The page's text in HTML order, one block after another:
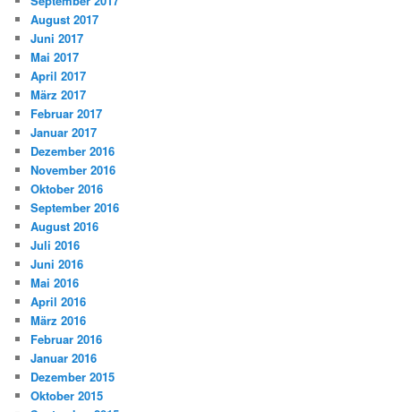
August 2017
Juni 2017
Mai 2017
April 2017
März 2017
Februar 2017
Januar 2017
Dezember 2016
November 2016
Oktober 2016
September 2016
August 2016
Juli 2016
Juni 2016
Mai 2016
April 2016
März 2016
Februar 2016
Januar 2016
Dezember 2015
Oktober 2015